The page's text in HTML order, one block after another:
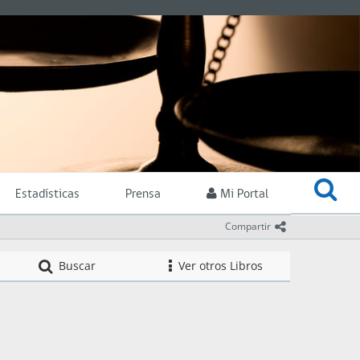
Estadísticas Prensa Mi Portal
Compartir icono
Buscar icono
Ver otros LibrosCompendio de